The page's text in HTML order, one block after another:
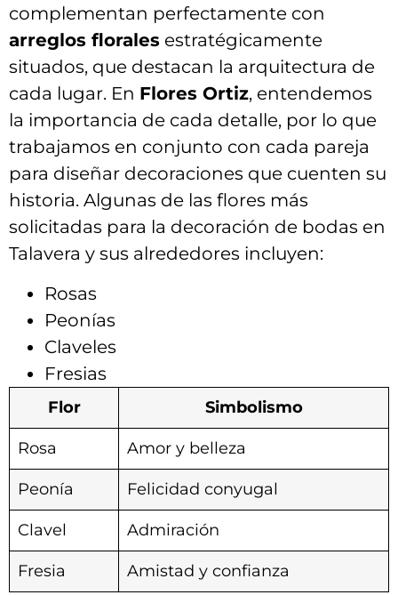
complementan perfectamente con⁣
arreglos ‍florales estratégicamente
situados, ⁤que destacan la arquitectura de
‌cada ⁤lugar. En Flores ‍Ortiz, entendemos
la ‍importancia de​ cada detalle,‍ por lo ⁣que
trabajamos en conjunto‍ con cada pareja
para⁣ diseñar decoraciones‍ que cuenten su
historia. Algunas ⁤de las ⁢flores más
⁢solicitadas para ​la ​decoración de bodas en
Talavera y ⁢sus alrededores incluyen:
Rosas
Peonías
Claveles
Fresias
Flor Simbolismo
Rosa Amor y belleza
Peonía Felicidad‍ conyugal
Clavel Admiración
Fresia Amistad y confianza